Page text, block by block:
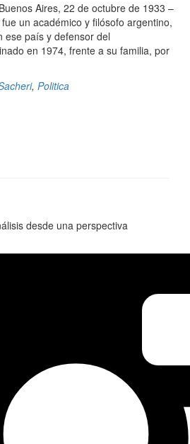
Aires, 22 de octubre de 1933 –
un académico y filósofo argentino,
ese país y defensor del
en 1974, frente a su familia, por
, Politica
desde una perspectiva